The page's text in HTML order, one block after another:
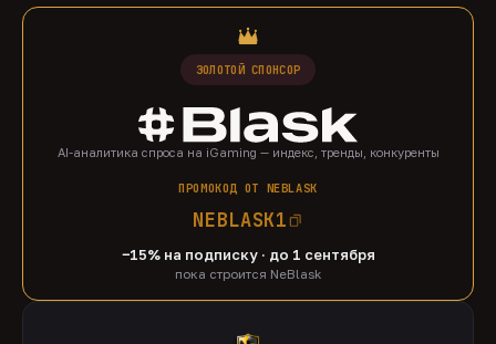
ЗОЛОТОЙ СПОНСОР
AI-аналитика спроса на iGaming — индекс, тренды, конкуренты
ПРОМОКОД ОТ NEBLASK
NEBLASK1
−15% на подписку · до 1 сентября
пока строится NeBlask